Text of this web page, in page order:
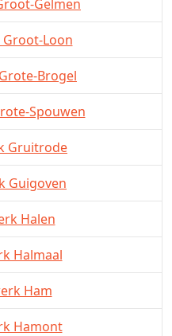
Gelmen
Loon
Brogel
Spouwen
Gruitrode
Guigoven
Halen
Halmaal
Ham
Hamont